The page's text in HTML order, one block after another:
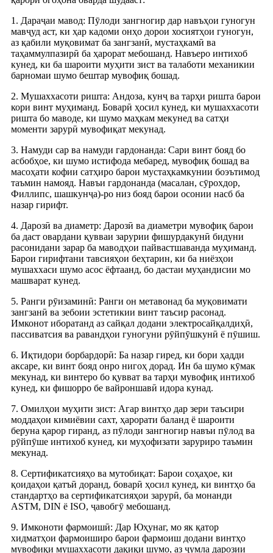
1. Дараҷаи мавод: Пӯлоди зангногир дар навъҳои гуногун
мавҷуд аст, ки ҳар кадоми онҳо дорои хосиятҳои гуногун,
аз қабили муқовимат ба зангзанӣ, мустаҳкамӣ ва
таҳаммулпазирӣ ба ҳарорат мебошанд. Навъеро интихоб
кунед, ки ба шароити муҳити зист ва талаботи механикии
барномаи шумо бештар мувофиқ бошад.
2. Мушаххасоти ришта: Андоза, кунҷ ва тарҳи ришта барои
кори винт муҳиманд. Боварӣ ҳосил кунед, ки мушаххасоти
ришта бо маводе, ки шумо маҳкам мекунед ва сатҳи
моменти зарурӣ мувофиқат мекунад.
3. Намуди сар ва намуди гардонанда: Сари винт бояд бо
асбобҳое, ки шумо истифода мебаред, мувофиқ бошад ва
масоҳати кофии сатҳиро барои мустаҳкамкунии боэътимод
таъмин намояд. Навъи гардонанда (масалан, сӯрохдор,
Филлипс, шашкунҷа)-ро низ бояд барои осонии насб ба
назар гирифт.
4. Дарозӣ ва диаметр: Дарозӣ ва диаметри мувофиқ барои
ба даст овардани қувваи зарурии фишурдакунӣ бидуни
расонидани зарар ба маводҳои пайвастшаванда муҳиманд.
Барои гирифтани тавсияҳои беҳтарин, ки ба ниёзҳои
мушаххаси шумо асос ёфтаанд, бо дастаи муҳандисии мо
машварат кунед.
5. Ранги рӯизаминӣ: Ранги он метавонад ба муқовимати
зангзанӣ ва зебоии эстетикии винт таъсир расонад.
Имконот иборатанд аз сайқал додани электросайқалдиҳӣ,
пассиватсия ва равандҳои гуногуни рӯйпӯшкунӣ ё пӯшиш.
6. Иқтидори борбардорӣ: Ба назар гиред, ки бори ҳадди
аксаре, ки винт бояд онро нигоҳ дорад. Ин ба шумо кӯмак
мекунад, ки винтеро бо қувват ва тарҳи мувофиқ интихоб
кунед, ки фишорро бе вайроншавӣ идора кунад.
7. Омилҳои муҳити зист: Агар винтҳо дар зери таъсири
моддаҳои кимиёвии сахт, ҳарорати баланд ё шароити
беруна қарор гиранд, аз пӯлоди зангногир навъи пӯлод ва
рӯйпӯше интихоб кунед, ки муҳофизати заруриро таъмин
мекунад.
8. Сертификатсияҳо ва мутобиқат: Барои соҳаҳое, ки
қоидаҳои қатъӣ доранд, боварӣ ҳосил кунед, ки винтҳо ба
стандартҳо ва сертификатсияҳои зарурӣ, ба монанди
ASTM, DIN ё ISO, ҷавобгӯ мебошанд.
9. Имконоти фармоишӣ: Дар Юҳунаг, мо як қатор
хидматҳои фармоиширо барои фармоиш додани винтҳо
мувофиқи мушаххасоти дақиқи шумо, аз ҷумла дарозии